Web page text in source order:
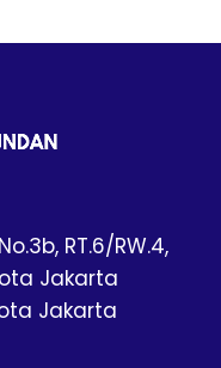
RT.6/RW.4,
Jakarta
Jakarta